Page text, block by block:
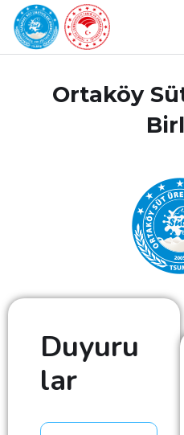
Ortaköy
Duyuru
lar